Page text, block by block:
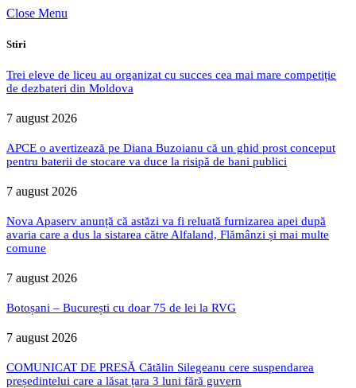
Close Menu
Stiri
Trei eleve de liceu au organizat cu succes cea mai mare competiție
de dezbateri din Moldova
7 august 2026
APCE o avertizează pe Diana Buzoianu că un ghid prost conceput
pentru baterii de stocare va duce la risipă de bani publici
7 august 2026
Nova Apaserv anunță că astăzi va fi reluată furnizarea apei după
avaria care a dus la sistarea către Alfaland, Flămânzi și mai multe
comune
7 august 2026
Botoșani – București cu doar 75 de lei la RVG
7 august 2026
COMUNICAT DE PRESĂ Cătălin Silegeanu cere suspendarea
președintelui care a lăsat țara 3 luni fără guvern